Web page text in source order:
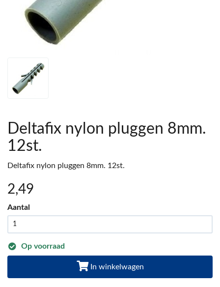
Deltafix nylon pluggen 8mm.
12st.
Deltafix nylon pluggen 8mm. 12st.
2,49
Aantal
Op voorraad
In winkelwagen